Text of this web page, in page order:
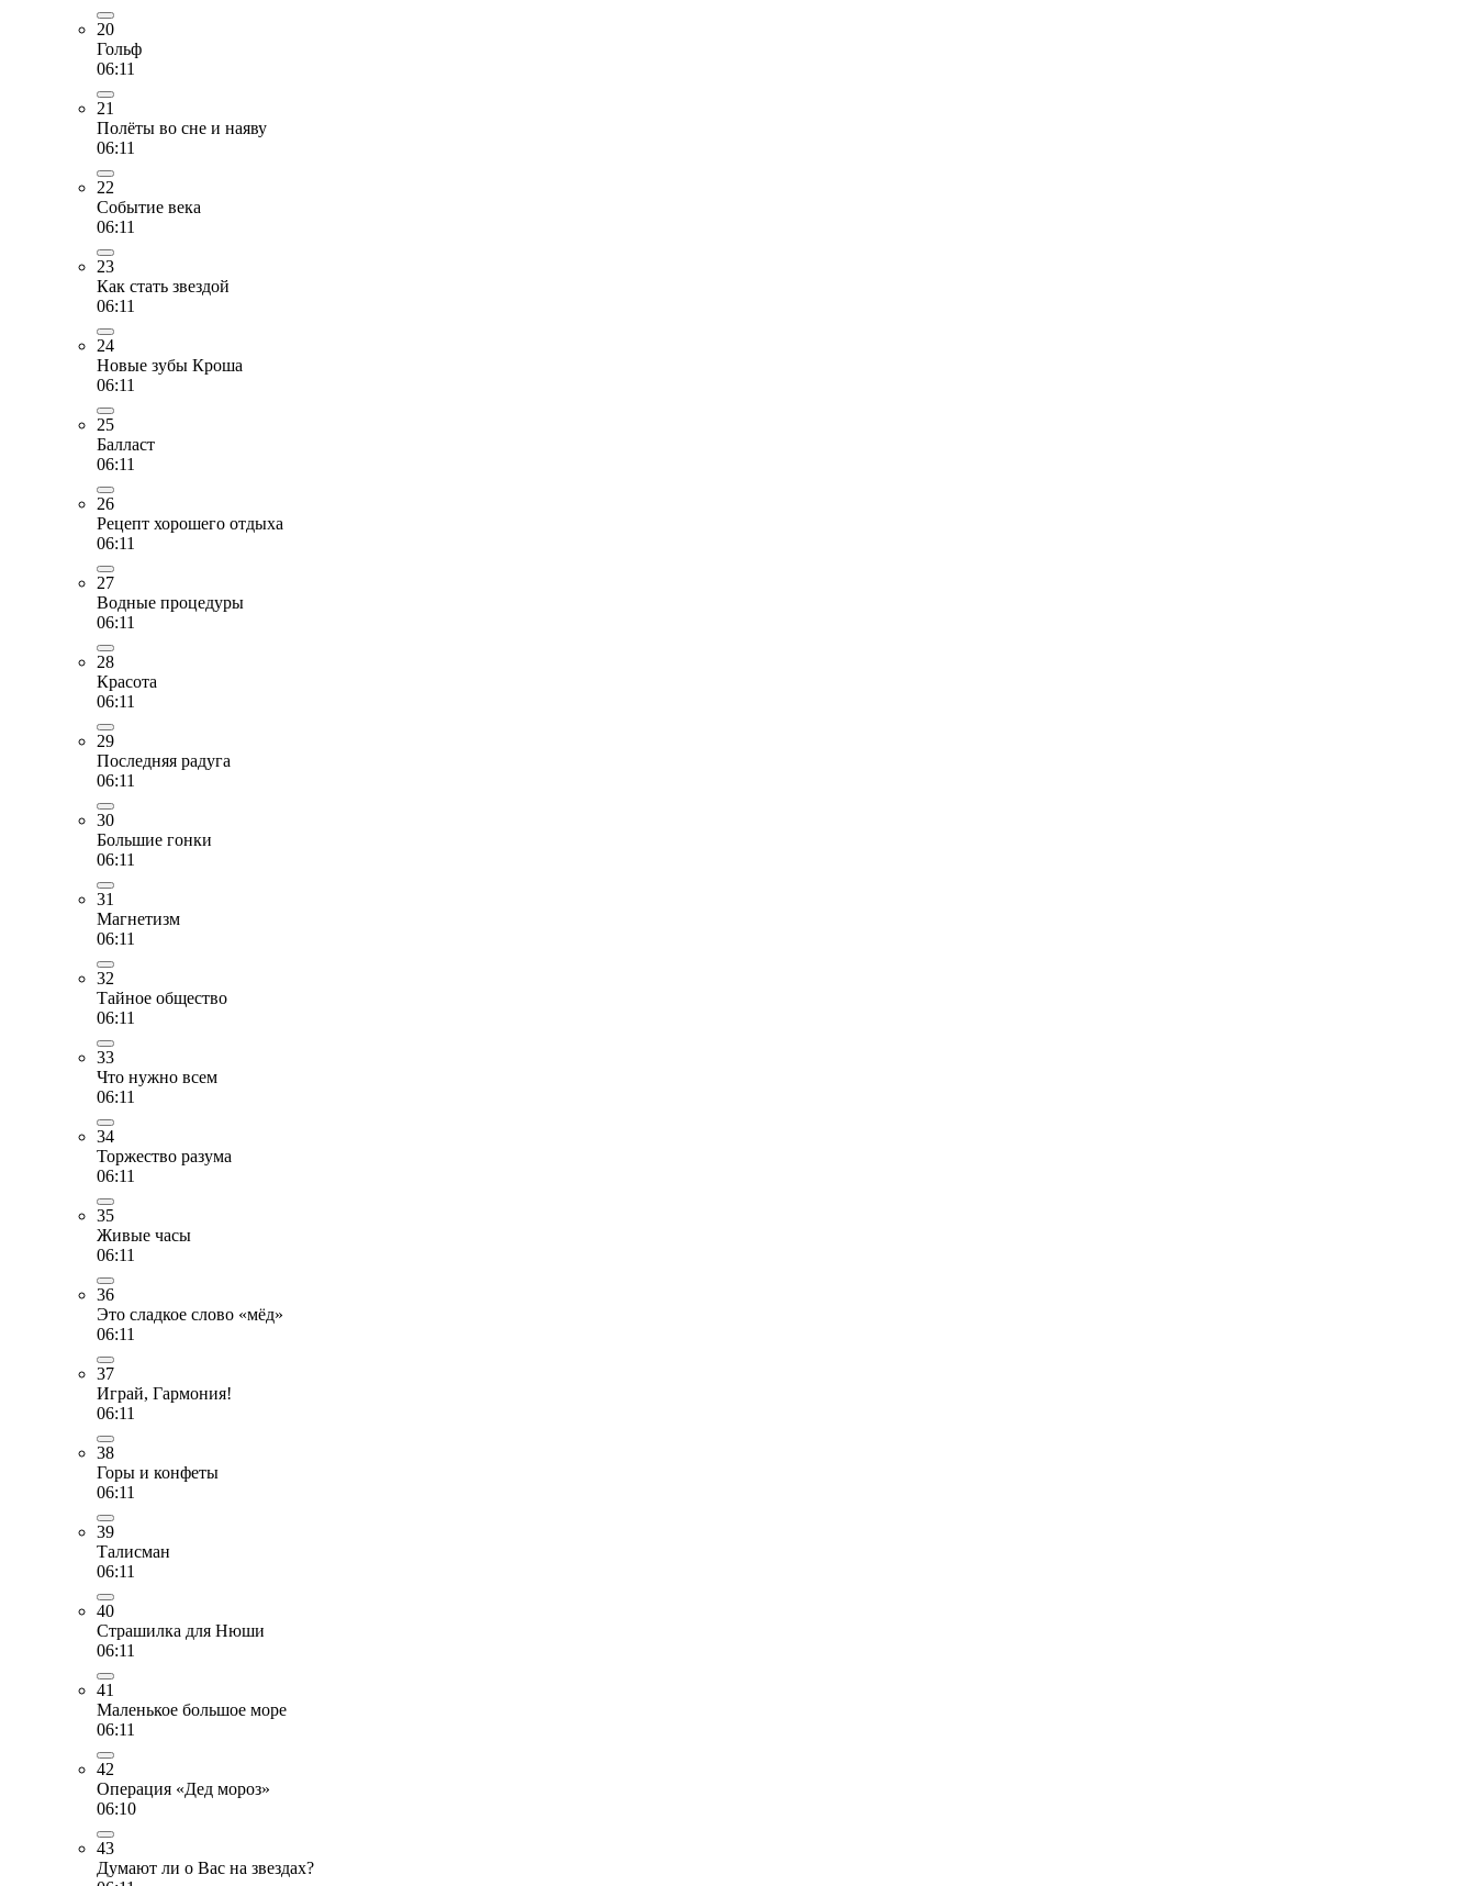
20
Гольф
06:11
21
Полёты во сне и наяву
06:11
22
Событие века
06:11
23
Как стать звездой
06:11
24
Новые зубы Кроша
06:11
25
Балласт
06:11
26
Рецепт хорошего отдыха
06:11
27
Водные процедуры
06:11
28
Красота
06:11
29
Последняя радуга
06:11
30
Большие гонки
06:11
31
Магнетизм
06:11
32
Тайное общество
06:11
33
Что нужно всем
06:11
34
Торжество разума
06:11
35
Живые часы
06:11
36
Это сладкое слово «мёд»
06:11
37
Играй, Гармония!
06:11
38
Горы и конфеты
06:11
39
Талисман
06:11
40
Страшилка для Нюши
06:11
41
Маленькое большое море
06:11
42
Операция «Дед мороз»
06:10
43
Думают ли о Вас на звездах?